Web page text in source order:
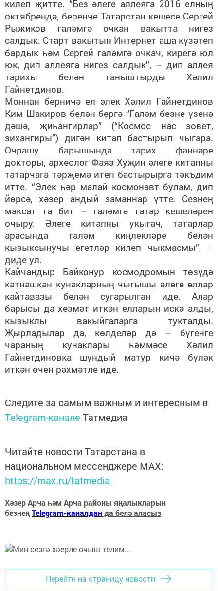
килеп җитте. “Без әлеге аллеяга 2016 елның
октябрендә, беренче Татарстан кешесе Сергей
Рыжиков галәмгә очкан вакытта нигез
салдык. Старт вакытын Интернет аша күзәтеп
бардык һәм Сергей галәмгә очкач, кирегә юл
юк, дип аллеяга нигез салдык”, – дип аллея
тарихы белән таныштырды Хәлил
Гайнетдинов.
Моннан берничә ел элек Хәлил Гайнетдинов
Ким Шакиров белән бергә “Галәм безне үзенә
дәшә, җиһангирлар” (“Космос нас зовет,
зихангиры”) дигән китап бастырып чыгара.
Очрашу барышында тарих фәннәре
докторы, археолог Фаяз Хуҗин әлеге китапны
татарчага тәрҗемә итеп бастырырга тәкъдим
итте. “Элек һәр малай космонавт булам, дип
йөрсә, хәзер андый заманнар үтте. Сезнең
максат та бит – галәмгә татар кешеләрен
очыру. Әлеге китапны укыгач, татарлар
арасында галәм киңлекләре белән
кызыксынучы егетләр килеп чыкмасмы”, –
диде ул.
Кайчандыр Байконур космодромын төзүдә
катнашкан кунакларның чыгышы әлеге еллар
кайтавазы белән сугарылган иде. Алар
барысы да хезмәт иткән елларын искә алды,
кызыклы вакыйгаларга тукталды.
Җырладылар да, көлделәр дә – бүгенге
чараның кунаклары һәммәсе Хәлил
Гайнетдиновка шундый матур кичә бүләк
иткән өчен рәхмәтле иде.
Следите за самым важным и интересным в
Telegram-канале Татмедиа
Читайте новости Татарстана в
национальном мессенджере MАХ:
https://max.ru/tatmedia
Хәзер Арча һәм Арча районы яңалыкларын
безнеңTelegram-каналданда белә аласыз
Перейти на страницу новости